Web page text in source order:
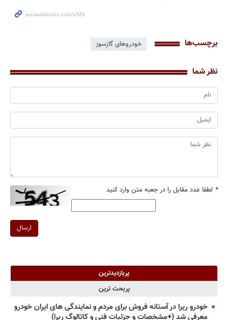
برچسب‌ها خودروهای گازسوز
نظر شما
* لطفا عدد مقابل را در جعبه متن وارد کنید
ارسال
پربازدیدترین
پربحث ترین
خودرو ریرا در آستانه فروش برای مردم و نمایندگی های ایران خودرو
معرفی شد (+مشخصات و جزئیات فنی و کاتالوگ ریرا)